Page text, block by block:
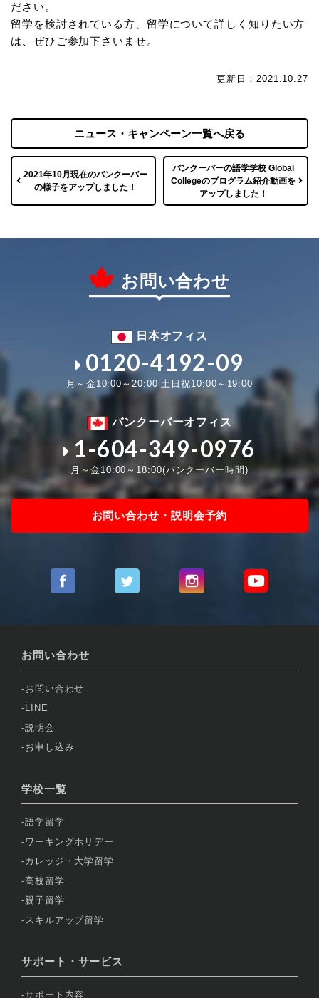
ださい。
留学を検討されている方、留学について詳しく知りたい方
は、ぜひご参加下さいませ。
更新日：2021.10.27
2021年10月現在のバンクーバー
の様子をアップしました！
ニュース・キャンペーン一覧へ戻る
バンクーバーの語学学校 Global
Collegeのプログラム紹介動画を
アップしました！
お問い合わせ
日本オフィス
0120-4192-09
月～金10:00～20:00 土日祝10:00～19:00
バンクーバーオフィス
1-604-349-0976
月～金10:00～18:00(バンクーバー時間)
お問い合わせ・説明会予約
お問い合わせ
お問い合わせ
LINE
説明会
お申し込み
学校一覧
語学留学
ワーキングホリデー
カレッジ・大学留学
高校留学
親子留学
スキルアップ留学
サポート・サービス
サポート内容